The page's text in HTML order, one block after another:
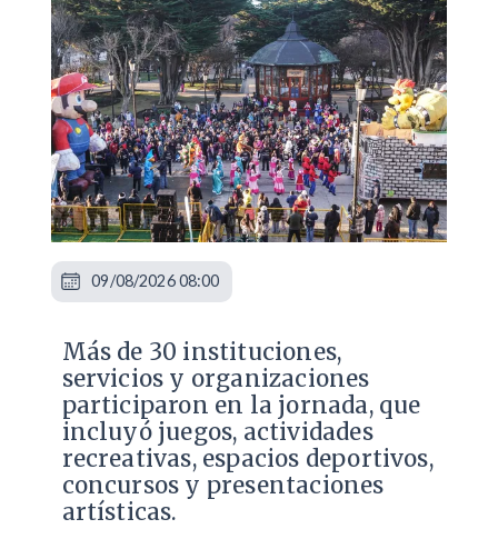
Más de 30 instituciones,
servicios y organizaciones
participaron en la jornada, que
incluyó juegos, actividades
recreativas, espacios deportivos,
concursos y presentaciones
artísticas.
09/08/2026 08:00